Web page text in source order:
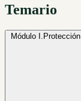
Temario
Módulo I.